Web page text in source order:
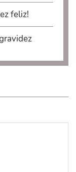
feliz!